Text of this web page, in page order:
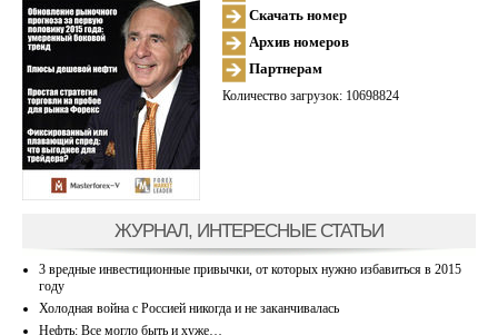
Скачать номер
Архив номеров
Партнерам
Количество загрузок: 10698824
ЖУРНАЛ, ИНТЕРЕСНЫЕ СТАТЬИ
3 вредные инвестиционные привычки, от которых нужно избавиться в 2015
году
Холодная война с Россией никогда и не заканчивалась
Нефть: Все могло быть и хуже…